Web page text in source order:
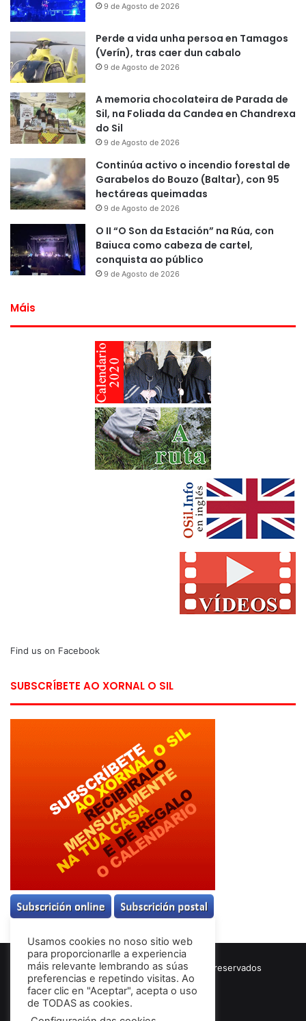
9 de Agosto de 2026
Perde a vida unha persoa en Tamagos
(Verín), tras caer dun cabalo
9 de Agosto de 2026
A memoria chocolateira de Parada de
Sil, na Foliada da Candea en Chandrexa
do Sil
9 de Agosto de 2026
Continúa activo o incendio forestal de
Garabelos do Bouzo (Baltar), con 95
hectáreas queimadas
9 de Agosto de 2026
O II “O Son da Estación” na Rúa, con
Baiuca como cabeza de cartel,
conquista ao público
9 de Agosto de 2026
Máis
Find us on Facebook
SUBSCRÍBETE AO XORNAL O SIL
© Copyright 2026, Todos los derechos reservados
Términos & Condiciones
Usamos cookies no noso sitio web
para proporcionarlle a experiencia
máis relevante lembrando as súas
preferencias e repetindo visitas. Ao
facer clic en "Aceptar", acepta o uso
de TODAS as cookies.